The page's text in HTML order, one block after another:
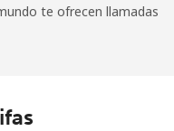
te ofrecen llamadas